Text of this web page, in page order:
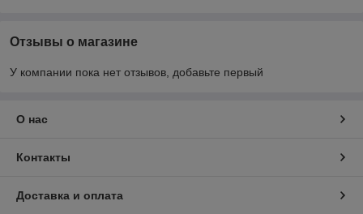
Отзывы о магазине
У компании пока нет отзывов, добавьте первый
О нас
Контакты
Доставка и оплата